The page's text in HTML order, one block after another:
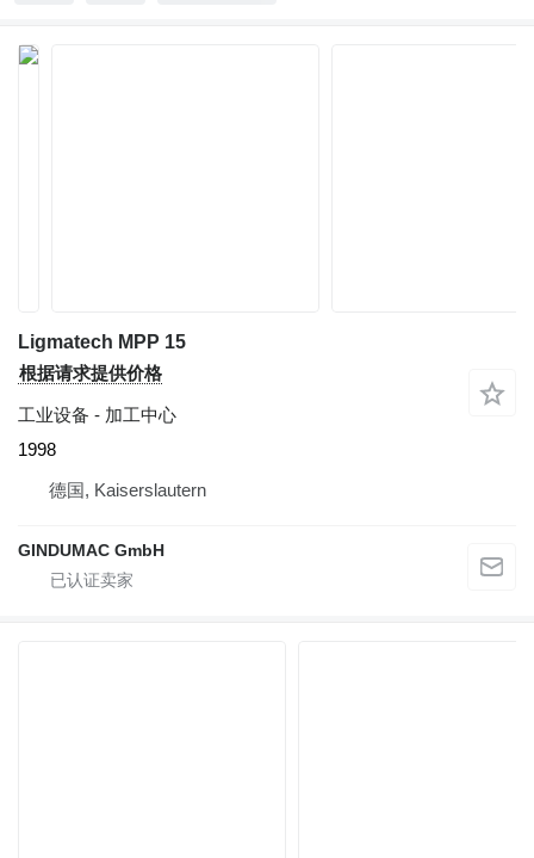
Ligmatech MPP 15
根据请求提供价格
工业设备 - 加工中心
1998
德国, Kaiserslautern
GINDUMAC GmbH